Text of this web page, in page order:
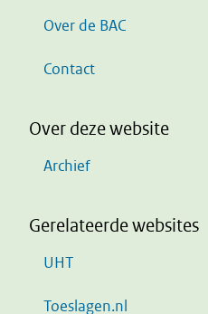
Over de BAC
Contact
Over deze website
Archief
Gerelateerde websites
UHT
Toeslagen.nl